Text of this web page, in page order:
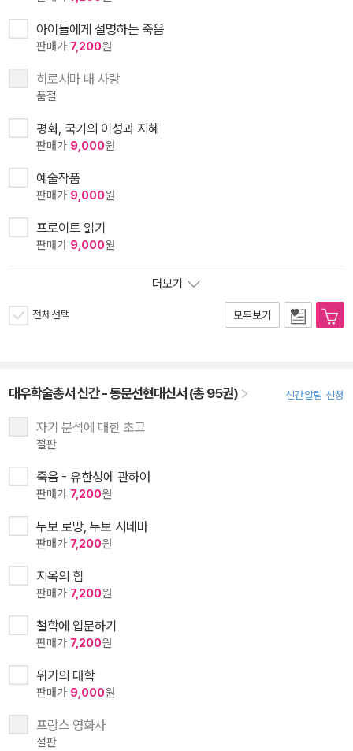
아이들에게 설명하는 죽음
판매가 7,200원
히로시마 내 사랑
품절
평화, 국가의 이성과 지혜
판매가 9,000원
예술작품
판매가 9,000원
프로이트 읽기
판매가 9,000원
더보기
전체선택 모두보기
대우학술총서 신간 - 동문선현대신서 (총 95권) 신간알림 신청
자기 분석에 대한 초고
절판
죽음 - 유한성에 관하여
판매가 7,200원
누보 로망, 누보 시네마
판매가 7,200원
지옥의 힘
판매가 7,200원
철학에 입문하기
판매가 7,200원
위기의 대학
판매가 9,000원
프랑스 영화사
절판